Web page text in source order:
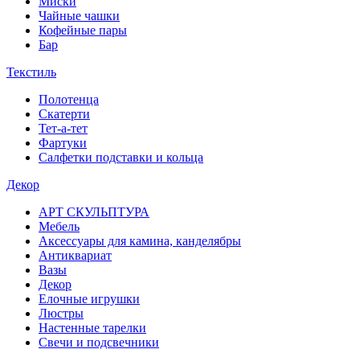
Чайные чашки
Кофейные пары
Бар
Текстиль
Полотенца
Скатерти
Тет-а-тет
Фартуки
Салфетки подставки и кольца
Декор
АРТ СКУЛЬПТУРА
Мебель
Аксессуары для камина, канделябры
Антиквариат
Вазы
Декор
Елочные игрушки
Люстры
Настенные тарелки
Свечи и подсвечники